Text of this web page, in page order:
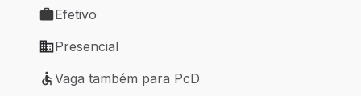
Tipo de vaga: Efetivo
Efetivo
Modelo de trabalho: Presencial
Presencial
Vaga também para PcD
Vaga também para PcD